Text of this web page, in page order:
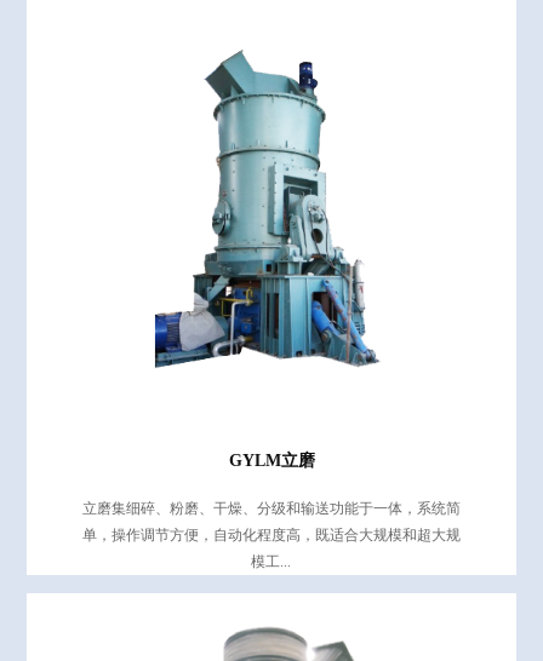
GYLM立磨
立磨集细碎、粉磨、干燥、分级和输送功能于一体，系统简
单，操作调节方便，自动化程度高，既适合大规模和超大规
模工...